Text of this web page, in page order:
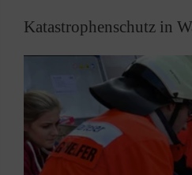
Katastrophenschutz in